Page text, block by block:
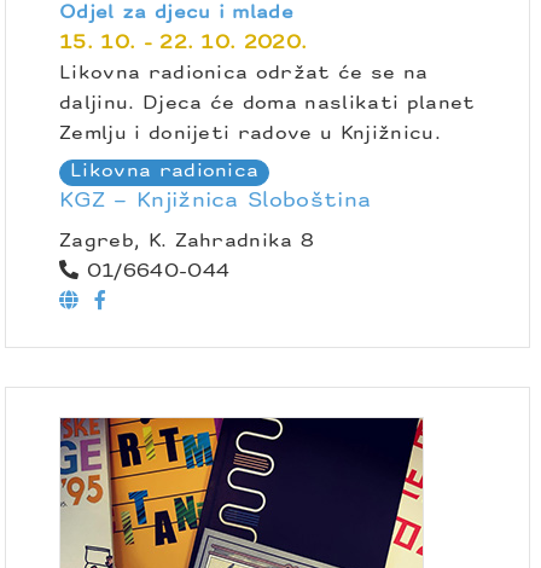
Odjel za djecu i mlade
15. 10. - 22. 10. 2020.
Likovna radionica održat će se na
daljinu. Djeca će doma naslikati planet
Zemlju i donijeti radove u Knjižnicu.
Likovna radionica
KGZ – Knjižnica Sloboština
Zagreb, K. Zahradnika 8
01/6640-044